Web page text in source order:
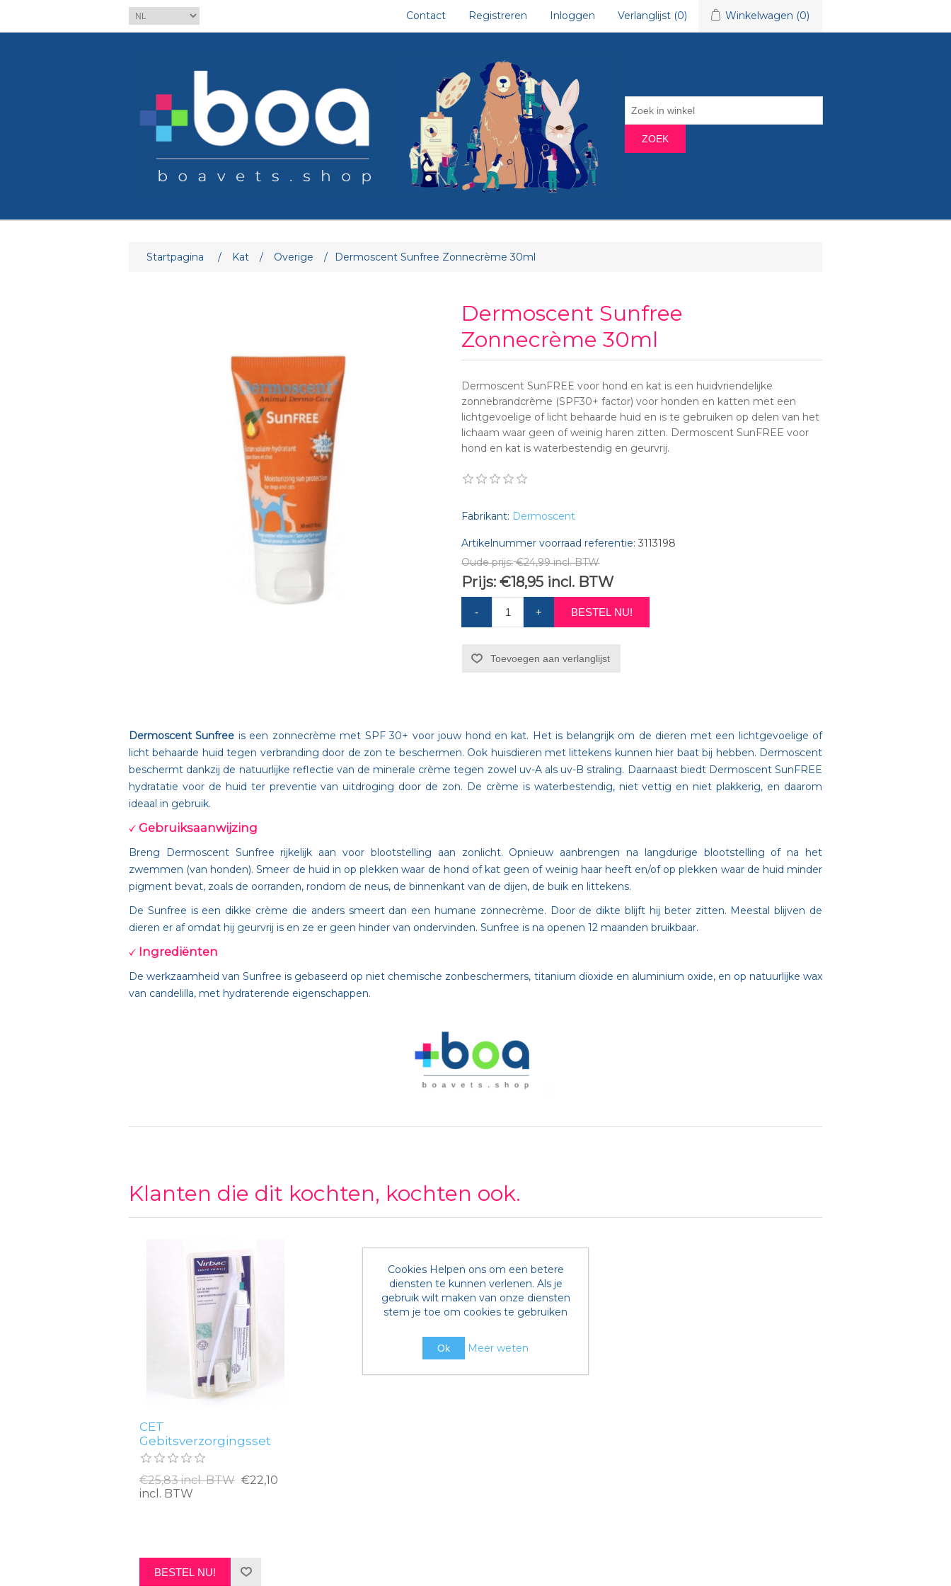
Contact Registreren Inloggen Verlanglijst (0) Winkelwagen (0)
ZOEK
Startpagina / Kat / Overige / Dermoscent Sunfree Zonnecrème 30ml
Dermoscent Sunfree
Zonnecrème 30ml
Dermoscent SunFREE voor hond en kat is een huidvriendelijke
zonnebrandcrème (SPF30+ factor) voor honden en katten met een
lichtgevoelige of licht behaarde huid en is te gebruiken op delen van het
lichaam waar geen of weinig haren zitten. Dermoscent SunFREE voor
hond en kat is waterbestendig en geurvrij.
Fabrikant: Dermoscent
Artikelnummer voorraad referentie: 3113198
Oude prijs: €24,99 incl. BTW
Prijs: €18,95 incl. BTW
- + BESTEL NU!
Toevoegen aan verlanglijst
Dermoscent Sunfree is een zonnecrème met SPF 30+ voor jouw hond en kat. Het is belangrijk om de dieren met een lichtgevoelige of
licht behaarde huid tegen verbranding door de zon te beschermen. Ook huisdieren met littekens kunnen hier baat bij hebben. Dermoscent
beschermt dankzij de natuurlijke reflectie van de minerale crème tegen zowel uv-A als uv-B straling. Daarnaast biedt Dermoscent SunFREE
hydratatie voor de huid ter preventie van uitdroging door de zon. De crème is waterbestendig, niet vettig en niet plakkerig, en daarom
ideaal in gebruik.
Gebruiksaanwijzing
Breng Dermoscent Sunfree rijkelijk aan voor blootstelling aan zonlicht. Opnieuw aanbrengen na langdurige blootstelling of na het
zwemmen (van honden). Smeer de huid in op plekken waar de hond of kat geen of weinig haar heeft en/of op plekken waar de huid minder
pigment bevat, zoals de oorranden, rondom de neus, de binnenkant van de dijen, de buik en littekens.
De Sunfree is een dikke crème die anders smeert dan een humane zonnecrème. Door de dikte blijft hij beter zitten. Meestal blijven de
dieren er af omdat hij geurvrij is en ze er geen hinder van ondervinden. Sunfree is na openen 12 maanden bruikbaar.
Ingrediënten
De werkzaamheid van Sunfree is gebaseerd op niet chemische zonbeschermers, titanium dioxide en aluminium oxide, en op natuurlijke wax
van candelilla, met hydraterende eigenschappen.
Klanten die dit kochten, kochten ook.
CET
Gebitsverzorgingsset
€25,83 incl. BTW €22,10
incl. BTW
BESTEL NU!
Cookies Helpen ons om een betere
diensten te kunnen verlenen. Als je
gebruik wilt maken van onze diensten
stem je toe om cookies te gebruiken
Ok Meer weten